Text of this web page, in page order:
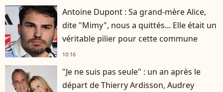
Antoine Dupont : Sa grand-mère Alice,
dite "Mimy", nous a quittés... Elle était un
véritable pilier pour cette commune
10:16
"Je ne suis pas seule" : un an après le
départ de Thierry Ardisson, Audrey